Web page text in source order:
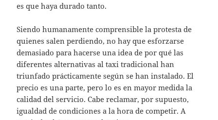
es que haya durado tanto.
Siendo humanamente comprensible la protesta de
quienes salen perdiendo, no hay que esforzarse
demasiado para hacerse una idea de por qué las
diferentes alternativas al taxi tradicional han
triunfado prácticamente según se han instalado. El
precio es una parte, pero lo es en mayor medida la
calidad del servicio. Cabe reclamar, por supuesto,
igualdad de condiciones a la hora de competir. A